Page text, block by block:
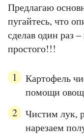
Предлагаю
пугайтесь, что
сделав один раз
простого!!!
Картофель
помощи
Чистим лук,
нарезаем